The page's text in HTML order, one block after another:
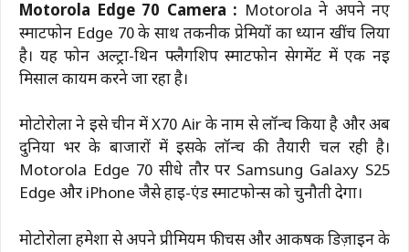
Motorola Edge 70 Camera : Motorola ने अपने नए
स्मार्टफोन Edge 70 के साथ तकनीक प्रेमियों का ध्यान खींच लिया
है। यह फोन अल्ट्रा-थिन फ्लैगशिप स्मार्टफोन सेगमेंट में एक नई
मिसाल कायम करने जा रहा है।
मोटोरोला ने इसे चीन में X70 Air के नाम से लॉन्च किया है और अब
दुनिया भर के बाजारों में इसके लॉन्च की तैयारी चल रही है।
Motorola Edge 70 सीधे तौर पर Samsung Galaxy S25
Edge और iPhone जैसे हाई-एंड स्मार्टफोन्स को चुनौती देगा।
मोटोरोला हमेशा से अपने प्रीमियम फीचर्स और आकर्षक डिज़ाइन के